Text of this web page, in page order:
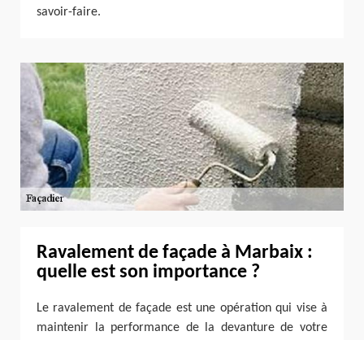
savoir-faire.
Ravalement de façade à Marbaix :
quelle est son importance ?
Le ravalement de façade est une opération qui vise à
maintenir la performance de la devanture de votre